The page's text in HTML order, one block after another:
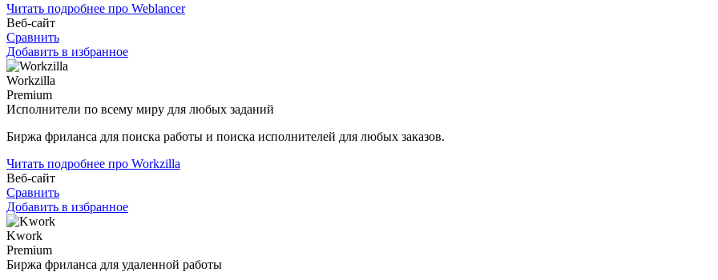
Читать подробнее про Weblancer
Веб-сайт
Сравнить
Добавить в избранное
Workzilla
Premium
Исполнители по всему миру для любых заданий
Биржа фриланса для поиска работы и поиска исполнителей для любых заказов.
Читать подробнее про Workzilla
Веб-сайт
Сравнить
Добавить в избранное
Kwork
Premium
Биржа фриланса для удаленной работы